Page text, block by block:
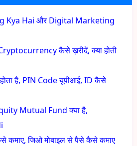
Kya Hai और Digital Marketing
Cryptocurrency कैसे ख़रीदें, क्या होती
है, PIN Code यूपीआई, ID कैसे
Mutual Fund क्या है,
कमाए, जिओ मोबाइल से पैसे कैसे कमाए